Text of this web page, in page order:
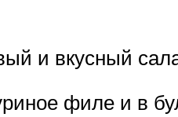
и вкусный
филе и в